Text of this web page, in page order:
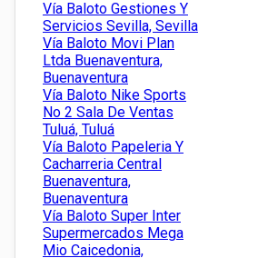
Vía Baloto Gestiones Y
Servicios Sevilla, Sevilla
Vía Baloto Movi Plan
Ltda Buenaventura,
Buenaventura
Vía Baloto Nike Sports
No 2 Sala De Ventas
Tuluá, Tuluá
Vía Baloto Papeleria Y
Cacharreria Central
Buenaventura,
Buenaventura
Vía Baloto Super Inter
Supermercados Mega
Mio Caicedonia,